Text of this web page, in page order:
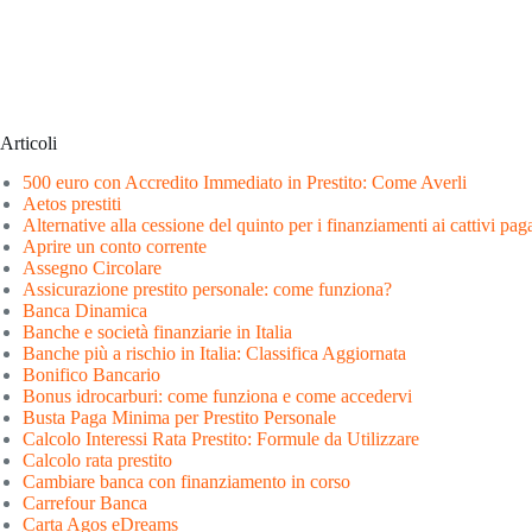
Articoli
500 euro con Accredito Immediato in Prestito: Come Averli
Aetos prestiti
Alternative alla cessione del quinto per i finanziamenti ai cattivi
Aprire un conto corrente
Assegno Circolare
Assicurazione prestito personale: come funziona?
Banca Dinamica
Banche e società finanziarie in Italia
Banche più a rischio in Italia: Classifica Aggiornata
Bonifico Bancario
Bonus idrocarburi: come funziona e come accedervi
Busta Paga Minima per Prestito Personale
Calcolo Interessi Rata Prestito: Formule da Utilizzare
Calcolo rata prestito
Cambiare banca con finanziamento in corso
Carrefour Banca
Carta Agos eDreams